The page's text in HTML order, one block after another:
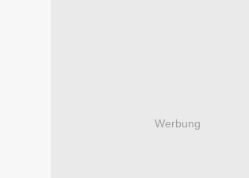
Werbung